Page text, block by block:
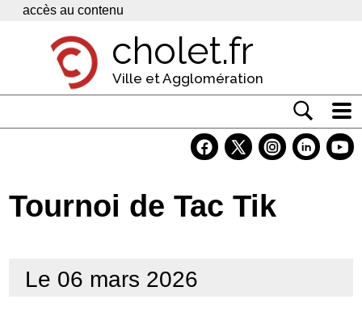
Panneau de gestion des cookies
accès au contenu
cholet.fr
Ville et Agglomération
Economie
Contacts
Tournoi de Tac Tik
Le 06 mars 2026